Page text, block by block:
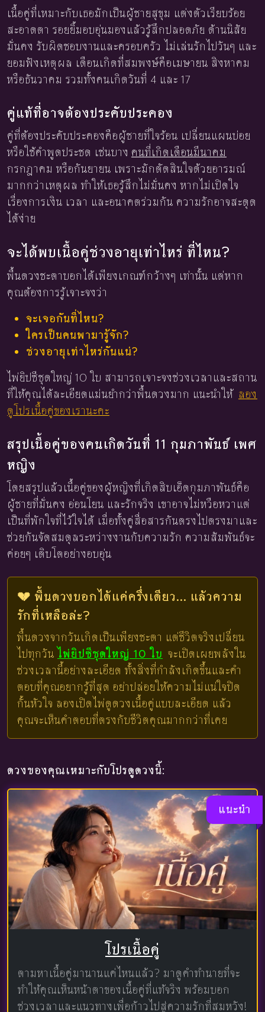
เนื้อคู่ที่เหมาะกับเธอมักเป็นผู้ชายสุขุม แต่งตัวเรียบร้อย
สะอาดตา รอยยิ้มอบอุ่นมองแล้วรู้สึกปลอดภัย ด้านนิสัย
มั่นคง รับผิดชอบงานและครอบครัว ไม่เล่นรักไปวันๆ และ
ยอมฟังเหตุผล เดือนเกิดที่สมพงษ์คือเมษายน สิงหาคม
หรือธันวาคม รวมทั้งคนเกิดวันที่ 4 และ 17
คู่แท้ที่อาจต้องประคับประคอง
คู่ที่ต้องประคับประคองคือผู้ชายที่ใจร้อน เปลี่ยนแผนบ่อย
หรือใช้คำพูดประชด เช่นบาง คนที่เกิดเดือนมีนาคม
กรกฎาคม หรือกันยายน เพราะมักตัดสินใจด้วยอารมณ์
มากกว่าเหตุผล ทำให้เธอรู้สึกไม่มั่นคง หากไม่เปิดใจ
เรื่องการเงิน เวลา และอนาคตร่วมกัน ความรักอาจสะดุด
ได้ง่าย
จะได้พบเนื้อคู่ช่วงอายุเท่าไหร่ ที่ไหน?
พื้นดวงชะตาบอกได้เพียงเกณฑ์กว้างๆ เท่านั้น แต่หาก
คุณต้องการรู้เจาะจงว่า
จะเจอกันที่ไหน?
ใครเป็นคนพามารู้จัก?
ช่วงอายุเท่าไหร่กันแน่?
ไพ่ยิปซีชุดใหญ่ 10 ใบ สามารถเจาะจงช่วงเวลาและสถาน
ที่ให้คุณได้ละเอียดแม่นยำกว่าพื้นดวงมาก แนะนำให้ ลอง
ดูโปรเนื้อคู่ของเรานะคะ
สรุปเนื้อคู่ของคนเกิดวันที่ 11 กุมภาพันธ์ เพศ
หญิง
โดยสรุปแล้วเนื้อคู่ของผู้หญิงที่เกิดสิบเอ็ดกุมภาพันธ์คือ
ผู้ชายที่มั่นคง อ่อนโยน และรักจริง เขาอาจไม่หวือหวาแต่
เป็นที่พักใจที่ไว้ใจได้ เมื่อทั้งคู่สื่อสารกันตรงไปตรงมาและ
ช่วยกันจัดสมดุลระหว่างงานกับความรัก ความสัมพันธ์จะ
ค่อยๆ เติบโตอย่างอบอุ่น
💔 พื้นดวงบอกได้แค่ครึ่งเดียว... แล้วความ
รักที่เหลือล่ะ?
พื้นดวงจากวันเกิดเป็นเพียงชะตา แต่ชีวิตจริงเปลี่ยน
ไปทุกวัน ไพ่ยิปซีชุดใหญ่ 10 ใบ จะเปิดเผยพลังใน
ช่วงเวลานี้อย่างละเอียด ทั้งสิ่งที่กำลังเกิดขึ้นและคำ
ตอบที่คุณอยากรู้ที่สุด อย่าปล่อยให้ความไม่แน่ใจปิด
กั้นหัวใจ ลองเปิดไพ่ดูดวงเนื้อคู่แบบละเอียด แล้ว
คุณจะเห็นคำตอบที่ตรงกับชีวิตคุณมากกว่าที่เคย
ดวงของคุณเหมาะกับโปรดูดวงนี้:
แนะนำ
โปรเนื้อคู่
ตามหาเนื้อคู่มานานแค่ไหนแล้ว? มาดูคำทำนายที่จะ
ทำให้คุณเห็นหน้าตาของเนื้อคู่ที่แท้จริง พร้อมบอก
ช่วงเวลาและแนวทางเพื่อก้าวไปสู่ความรักที่สมหวัง!